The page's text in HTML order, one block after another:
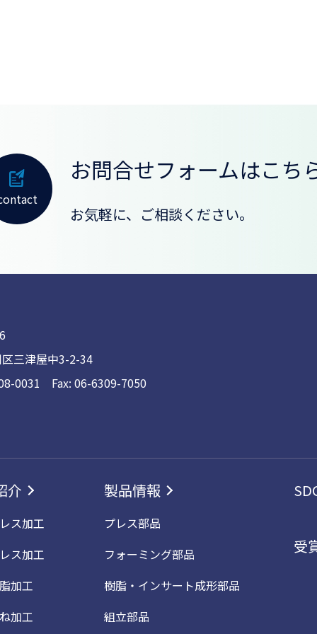
お問合せフォームはこち
お気軽に、ご相談ください。
三津屋中3-2-34
0031 Fax: 06-6309-7050
介
ス加工
ス加工
加工
加工
製品情報
プレス部品
フォーミング部品
樹脂・インサート成形部品
組立部品
受